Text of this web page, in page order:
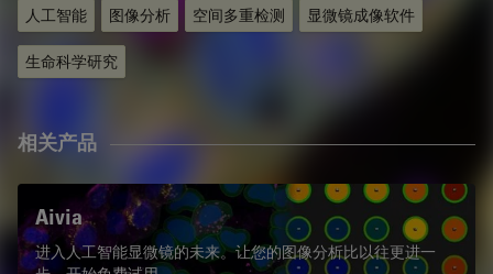
人工智能 图像分析 空间多重检测 显微镜成像软件
生命科学研究
相关产品
Aivia
进入人工智能显微镜的未来。让您的图像分析比以往更进一